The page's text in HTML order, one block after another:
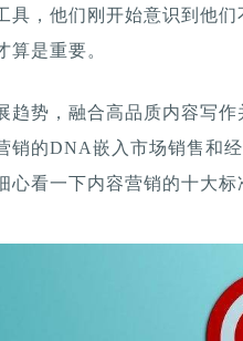
具，他们刚开始意识到他们
算是重要。
趋势，融合高品质内容写
销的DNA嵌入市场销售和
看一下内容营销的十大标